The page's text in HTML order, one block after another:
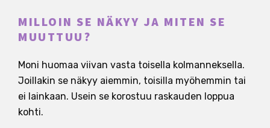
MILLOIN SE NÄKYY JA MITEN SE
MUUTTUU?
Moni huomaa viivan vasta toisella kolmanneksella.
Joillakin se näkyy aiemmin, toisilla myöhemmin tai
ei lainkaan. Usein se korostuu raskauden loppua
kohti.